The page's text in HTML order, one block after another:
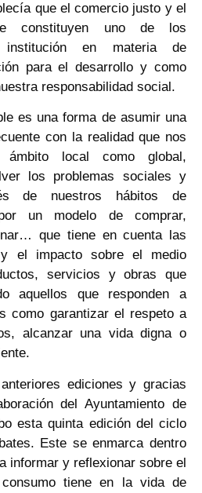
que el comercio justo y el
constituyen uno de los
en materia de
para el desarrollo y como
responsabilidad social.
es una forma de asumir una
con la realidad que nos
local como global,
los problemas sociales y
de nuestros hábitos de
un modelo de comprar,
que tiene en cuenta las
el impacto sobre el medio
servicios y obras que
aquellos que responden a
como garantizar el respeto a
alcanzar una vida digna o
ediciones y gracias
del Ayuntamiento de
esta quinta edición del ciclo
Este se enmarca dentro
informar y reflexionar sobre el
tiene en la vida de